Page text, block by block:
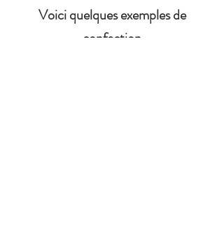
Voici quelques exemples de
confection